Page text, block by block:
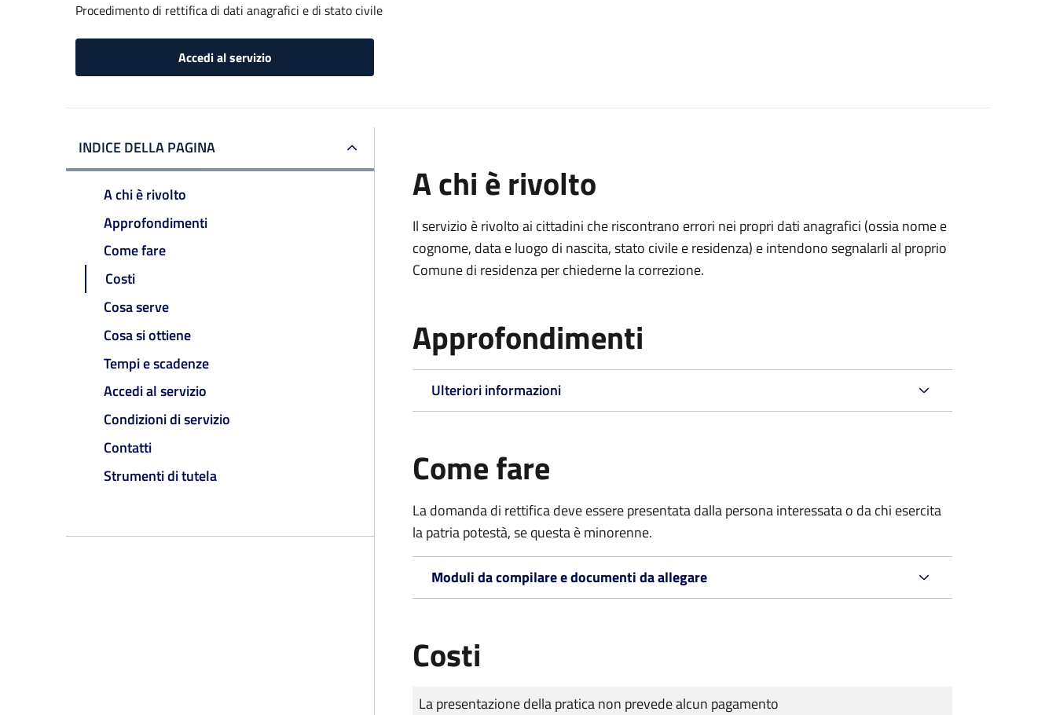
Procedimento di rettifica di dati anagrafici e di stato civile
Accedi al servizio
INDICE DELLA PAGINA
A chi è rivolto
Approfondimenti
Come fare
Costi
Cosa serve
Cosa si ottiene
Tempi e scadenze
Accedi al servizio
Condizioni di servizio
Contatti
Strumenti di tutela
A chi è rivolto
Il servizio è rivolto ai cittadini che riscontrano errori nei propri dati anagrafici (ossia nome e
cognome, data e luogo di nascita, stato civile e residenza) e intendono segnalarli al proprio
Comune di residenza per chiederne la correzione.
Approfondimenti
Ulteriori informazioni
Come fare
La domanda di rettifica deve essere presentata dalla persona interessata o da chi esercita
la patria potestà, se questa è minorenne.
Moduli da compilare e documenti da allegare
Costi
Tipo di pagamento
Importo
La presentazione della pratica non prevede alcun pagamento